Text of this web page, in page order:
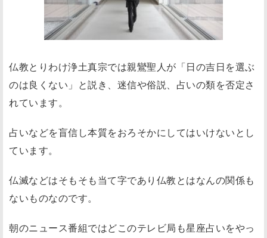
仏教とりわけ浄土真宗では親鸞聖人が 「日の吉日を選ぶ
のは良くない」 と説き、迷信や俗説、占いの類を否定さ
れています。
占いなどを盲信し本質をおろそかにしてはいけないとし
ています。
仏滅などはそもそも当て字であり仏教とはなんの関係も
ないものなのです。
朝のニュース番組ではどこのテレビ局も星座占いをやっ